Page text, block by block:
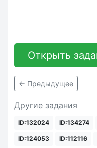
Открыть
← Предыдущее
Другие задания
ID:132024 ID:134274
ID:124053 ID:112116